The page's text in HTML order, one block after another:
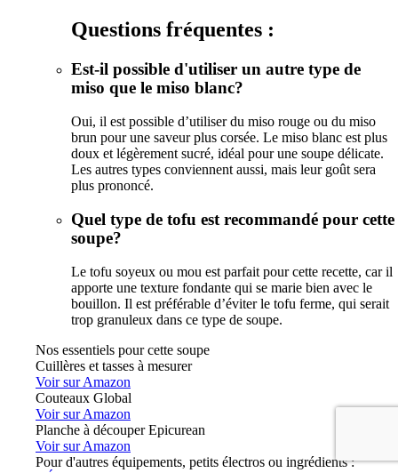
Questions fréquentes :
Est-il possible d'utiliser un autre type de
miso que le miso blanc?
Oui, il est possible d’utiliser du miso rouge ou du miso
brun pour une saveur plus corsée. Le miso blanc est plus
doux et légèrement sucré, idéal pour une soupe délicate.
Les autres types conviennent aussi, mais leur goût sera
plus prononcé.
Quel type de tofu est recommandé pour cette
soupe?
Le tofu soyeux ou mou est parfait pour cette recette, car il
apporte une texture fondante qui se marie bien avec le
bouillon. Il est préférable d’éviter le tofu ferme, qui serait
trop granuleux dans ce type de soupe.
Nos essentiels pour cette soupe
Cuillères et tasses à mesurer
Voir sur Amazon
Couteaux Global
Voir sur Amazon
Planche à découper Epicurean
Voir sur Amazon
Pour d'autres équipements, petits électros ou ingrédients :